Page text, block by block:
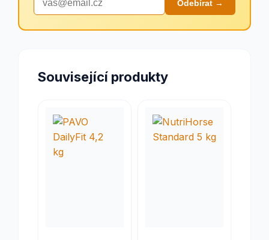
Odebírat →
Související produkty